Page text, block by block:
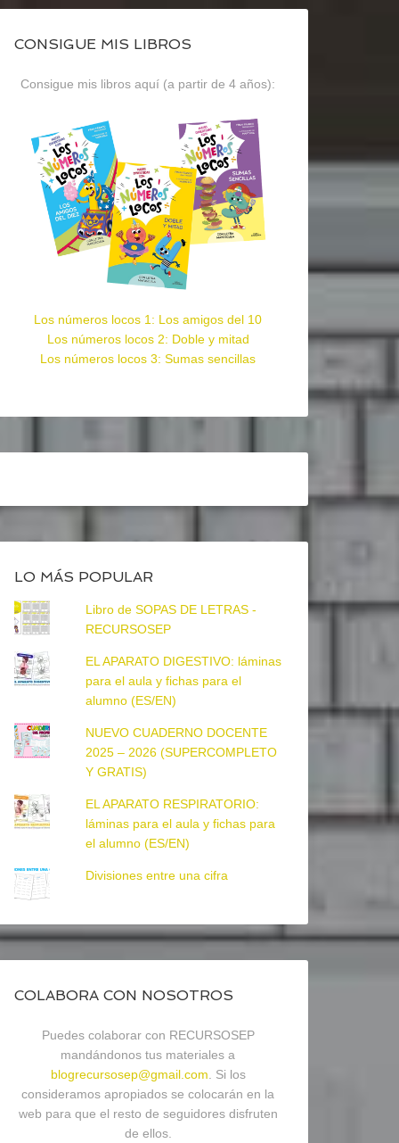
CONSIGUE MIS LIBROS
Consigue mis libros aquí (a partir de 4 años):
Los números locos 1: Los amigos del 10
Los números locos 2: Doble y mitad
Los números locos 3: Sumas sencillas
LO MÁS POPULAR
Libro de SOPAS DE LETRAS -
RECURSOSEP
EL APARATO DIGESTIVO: láminas
para el aula y fichas para el
alumno (ES/EN)
NUEVO CUADERNO DOCENTE
2025 – 2026 (SUPERCOMPLETO
Y GRATIS)
EL APARATO RESPIRATORIO:
láminas para el aula y fichas para
el alumno (ES/EN)
Divisiones entre una cifra
COLABORA CON NOSOTROS
Puedes colaborar con RECURSOSEP
mandándonos tus materiales a
blogrecursosep@gmail.com . Si los
consideramos apropiados se colocarán en la
web para que el resto de seguidores disfruten
de ellos.